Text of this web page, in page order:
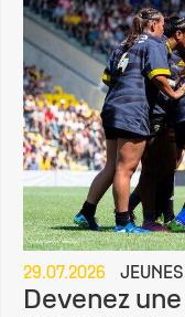
29.07.2026 JEUNES
Devenez